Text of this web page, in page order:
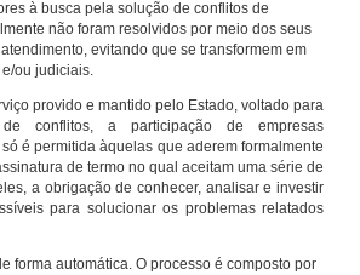
à busca pela solução de conflitos de
não foram resolvidos por meio dos seus
evitando que se transformem em
ou judiciais.
provido e mantido pelo Estado, voltado para
de conflitos, a participação de empresas
é permitida àquelas que aderem formalmente
de termo no qual aceitam uma série de
a obrigação de conhecer, analisar e investir
para solucionar os problemas relatados
forma automática. O processo é composto por